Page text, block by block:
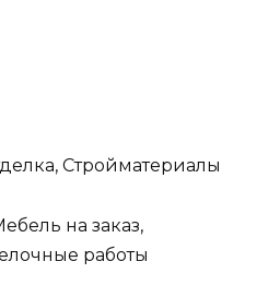
Стройматериалы
на заказ,
работы